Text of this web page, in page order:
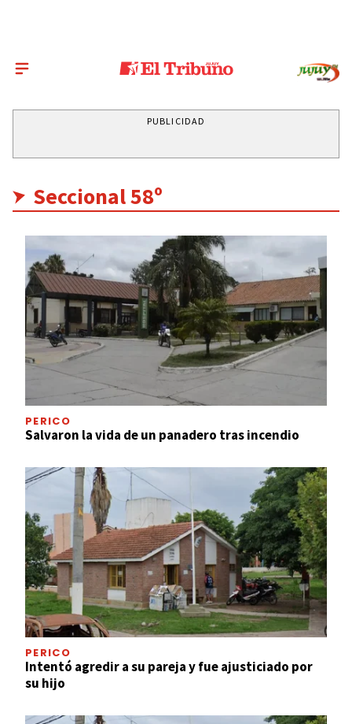
PUBLICIDAD
Seccional 58º
PERICO
Salvaron la vida de un panadero tras incendio
PERICO
Intentó agredir a su pareja y fue ajusticiado por
su hijo